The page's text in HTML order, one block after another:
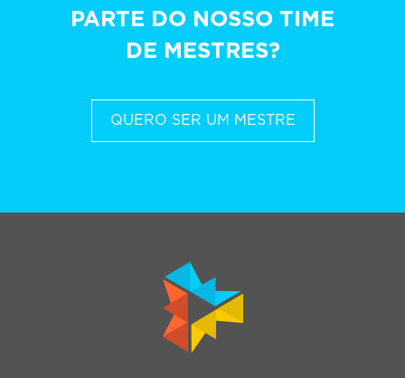
PARTE DO NOSSO TIME
DE MESTRES?
QUERO SER UM MESTRE